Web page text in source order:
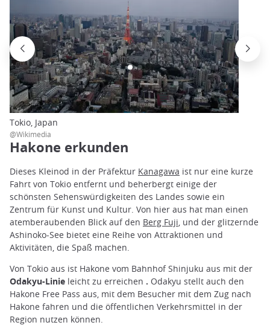
Tokio, Japan
@Wikimedia
Hakone erkunden
Dieses Kleinod in der Präfektur Kanagawa ist nur eine kurze
Fahrt von Tokio entfernt und beherbergt einige der
schönsten Sehenswürdigkeiten des Landes sowie ein
Zentrum für Kunst und Kultur. Von hier aus hat man einen
atemberaubenden Blick auf den Berg Fuji , und der glitzernde
Ashinoko-See bietet eine Reihe von Attraktionen und
Aktivitäten, die Spaß machen.
Von Tokio aus ist Hakone vom Bahnhof Shinjuku aus mit der
Odakyu-Linie leicht zu erreichen . Odakyu stellt auch den
Hakone Free Pass aus, mit dem Besucher mit dem Zug nach
Hakone fahren und die öffentlichen Verkehrsmittel in der
Region nutzen können.